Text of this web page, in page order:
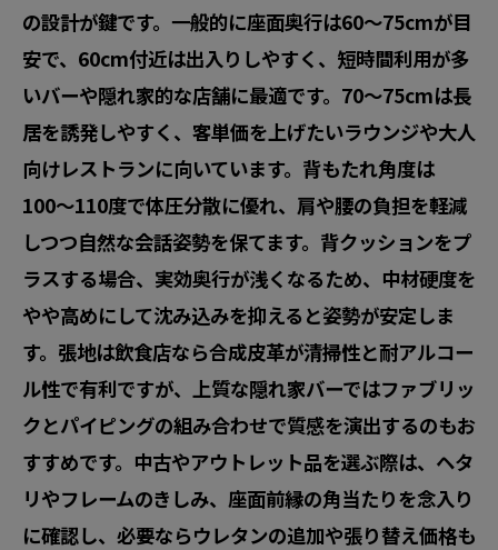
の設計が鍵です。一般的に座面奥行は60〜75cmが目
安で、60cm付近は出入りしやすく、短時間利用が多
いバーや隠れ家的な店舗に最適です。 70〜75cmは長
居を誘発しやすく、客単価を上げたいラウンジや大人
向けレストランに向いています。背もたれ角度は
100〜110度で体圧分散に優れ、肩や腰の負担を軽減
しつつ自然な会話姿勢を保てます。背クッションをプ
ラスする場合、実効奥行が浅くなるため、中材硬度を
やや高めにして沈み込みを抑えると姿勢が安定しま
す。張地は飲食店なら合成皮革が清掃性と耐アルコー
ル性で有利ですが、上質な隠れ家バーではファブリッ
クとパイピングの組み合わせで質感を演出するのもお
すすめです。中古やアウトレット品を選ぶ際は、ヘタ
リやフレームのきしみ、座面前縁の角当たりを念入り
に確認し、必要ならウレタンの追加や張り替え価格も